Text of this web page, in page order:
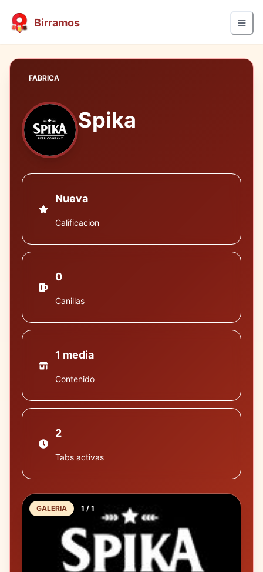
Birramos
FABRICA
Spika
Nueva
Calificacion
0
Canillas
1 media
Contenido
2
Tabs activas
GALERIA 1 / 1